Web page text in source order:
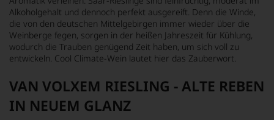
Alkoholgehalt und dennoch perfekt ausgereift. Denn die Winde,
die von den deutschen Mittelgebirgen immer wieder über die
Weinberge fegen, sorgen in der heißen Jahreszeit für Kühlung,
wodurch die Trauben genügend Zeit haben, um sich voll zu
entwickeln. Cool Climate-Wein lautet hier das Zauberwort.
VAN VOLXEM RIESLING - ALTE REBEN
IN NEUEM GLANZ